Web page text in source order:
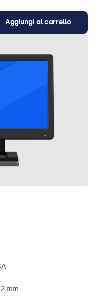
Aggiungi al carrello
mm